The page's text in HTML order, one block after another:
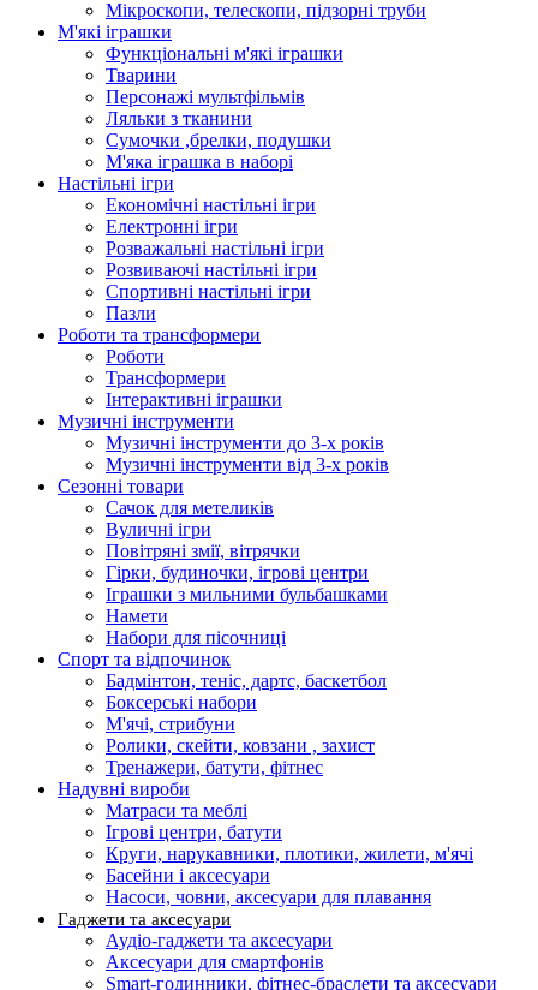
Мікроскопи, телескопи, підзорні труби
М'які іграшки
Функціональні м'які іграшки
Тварини
Персонажі мультфільмів
Ляльки з тканини
Сумочки ,брелки, подушки
М'яка іграшка в наборі
Настільні ігри
Економічні настільні ігри
Електронні ігри
Розважальні настільні ігри
Розвиваючі настільні ігри
Спортивні настільні ігри
Пазли
Роботи та трансформери
Роботи
Трансформери
Інтерактивні іграшки
Музичні інструменти
Музичні інструменти до 3-х років
Музичні інструменти від 3-х років
Сезонні товари
Сачок для метеликів
Вуличні ігри
Повітряні змії, вітрячки
Гірки, будиночки, ігрові центри
Іграшки з мильними бульбашками
Намети
Набори для пісочниці
Спорт та відпочинок
Бадмінтон, теніс, дартс, баскетбол
Боксерські набори
М'ячі, стрибуни
Ролики, скейти, ковзани , захист
Тренажери, батути, фітнес
Надувні вироби
Матраси та меблі
Ігрові центри, батути
Круги, нарукавники, плотики, жилети, м'ячі
Басейни і аксесуари
Насоси, човни, аксесуари для плавання
Гаджети та аксесуари
Аудіо-гаджети та аксесуари
Аксесуари для смартфонів
Smart-годинники, фітнес-браслети та аксесуари